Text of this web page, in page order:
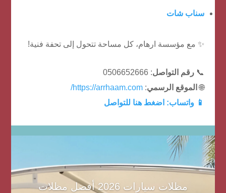
سناب شات
✨ مع مؤسسة ارهام، كل مساحة تتحول إلى تحفة فنية!
📞 رقم التواصل: 0506652666
🌐 الموقع الرسمي:
https://arrhaam.com/
📱 واتساب: اضغط هنا للتواصل
مظلات سيارات 2026 أفضل مظلات